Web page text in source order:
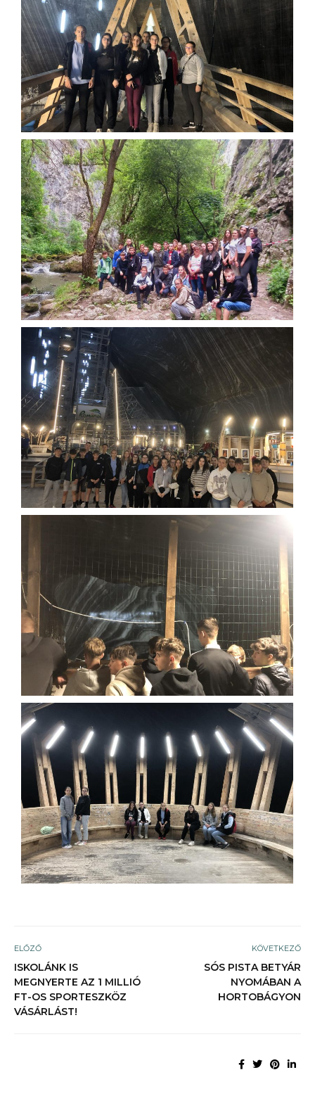
ELŐZŐ
ISKOLÁNK IS
MEGNYERTE AZ 1 MILLIÓ
FT-OS SPORTESZKÖZ
VÁSÁRLÁST!
KÖVETKEZŐ
SÓS PISTA BETYÁR
NYOMÁBAN A
HORTOBÁGYON